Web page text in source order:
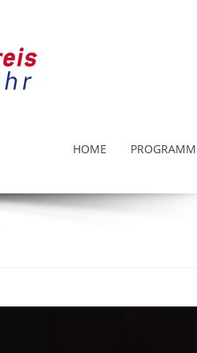
HOME PROGRAMM